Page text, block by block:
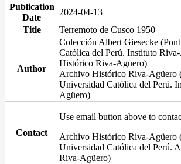
Publication
Date
2024-04-13
Title
Terremoto de Cusco 1950
Author
Colección Albert Giesecke
Católica del Perú. Instituto
Histórico Riva-Agüero)
Archivo Histórico Riva-Agüero
Universidad Católica del Perú.
Agüero)
Contact
Use email button above to
Archivo Histórico Riva-Agüero
Universidad Católica del Perú.
Riva-Agüero)